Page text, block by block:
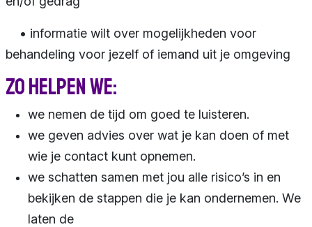
• informatie wilt over mogelijkheden voor
behandeling voor jezelf of iemand uit je omgeving
Zo helpen we:
we nemen de tijd om goed te luisteren.
we geven advies over wat je kan doen of met
wie je contact kunt opnemen.
we schatten samen met jou alle risico’s in en
bekijken de stappen die je kan ondernemen. We
laten de